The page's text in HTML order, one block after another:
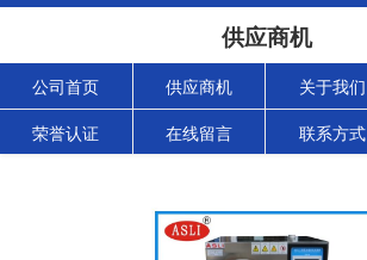
供应商机
公司首页 供应商机 关于我们
荣誉认证 在线留言 联系方式